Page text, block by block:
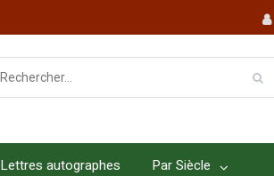
Lettres autographes Par Siècle